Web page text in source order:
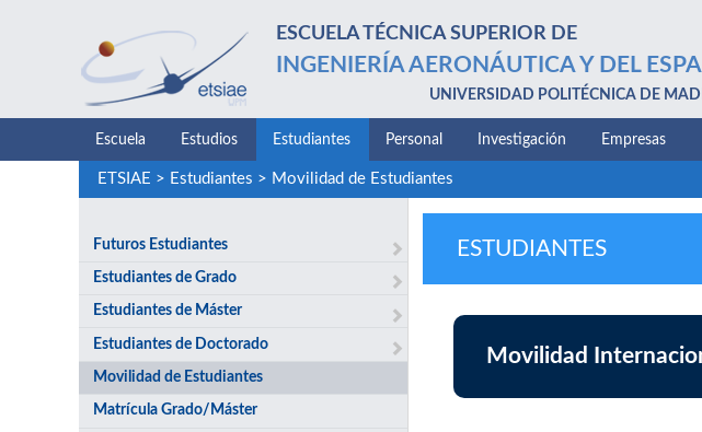
ESCUELA TÉCNICA SUPERIOR DE
INGENIERÍA AERONÁUTICA Y DEL
UNIVERSIDAD POLITÉCNICA DE
Escuela Estudios Estudiantes Personal Investigación Empresas
ETSIAE > Estudiantes > Movilidad de Estudiantes
Futuros Estudiantes
Estudiantes de Grado
Estudiantes de Máster
Estudiantes de Doctorado
Movilidad de Estudiantes
Matrícula Grado/Máster
ESTUDIANTES
Movilidad